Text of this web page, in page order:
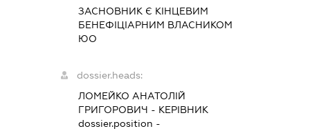
ЗАСНОВНИК Є КІНЦЕВИМ
БЕНЕФІЦІАРНИМ ВЛАСНИКОМ
ЮО
dossier.heads:
ЛОМЕЙКО АНАТОЛІЙ
ГРИГОРОВИЧ - КЕРІВНИК
dossier.position -